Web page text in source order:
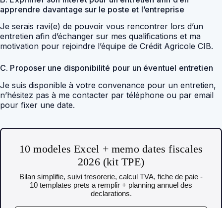
apprendre davantage sur le poste et l’entreprise
Je serais ravi(e) de pouvoir vous rencontrer lors d’un
entretien afin d’échanger sur mes qualifications et ma
motivation pour rejoindre l’équipe de Crédit Agricole CIB.
C. Proposer une disponibilité pour un éventuel entretien
Je suis disponible à votre convenance pour un entretien,
n’hésitez pas à me contacter par téléphone ou par email
pour fixer une date.
10 modeles Excel + memo dates fiscales
2026 (kit TPE)
Bilan simplifie, suivi tresorerie, calcul TVA, fiche de paie -
10 templates prets a remplir + planning annuel des
declarations.